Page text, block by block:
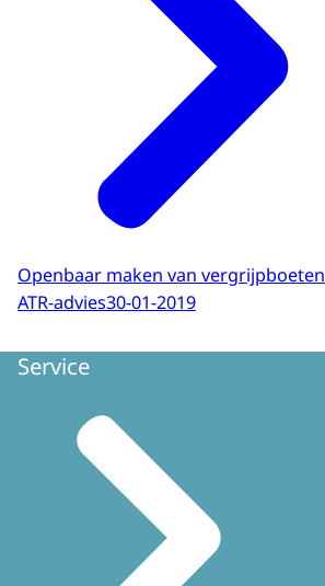
Openbaar maken van vergrijpboeten
ATR-advies30-01-2019
Service